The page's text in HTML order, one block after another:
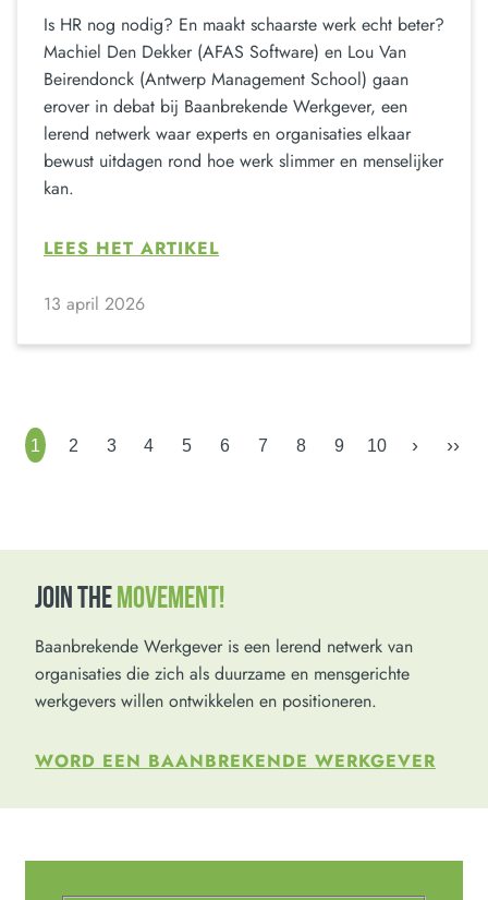
Is HR nog nodig? En maakt schaarste werk echt beter?
Machiel Den Dekker (AFAS Software) en Lou Van
Beirendonck (Antwerp Management School) gaan
erover in debat bij Baanbrekende Werkgever, een
lerend netwerk waar experts en organisaties elkaar
bewust uitdagen rond hoe werk slimmer en menselijker
kan.
LEES HET ARTIKEL
13 april 2026
1 2 3 4 5 6 7 8 9 10 › ››
JOIN THEMOVEMENT!
Baanbrekende Werkgever is een lerend netwerk van
organisaties die zich als duurzame en mensgerichte
werkgevers willen ontwikkelen en positioneren.
WORD EEN BAANBREKENDE WERKGEVER